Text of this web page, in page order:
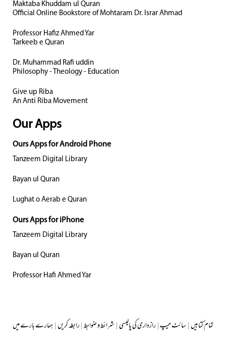
Maktaba Khuddam ul Quran
Official Online Bookstore of Mohtaram Dr. Israr Ahmad
Professor Hafiz Ahmed Yar
Tarkeeb e Quran
Dr. Muhammad Rafi uddin
Philosophy - Theology - Education
Give up Riba
An Anti Riba Movement
Our Apps
Ours Apps for Android Phone
Tanzeem Digital Library
Bayan ul Quran
Lughat o Aerab e Quran
Ours Apps for iPhone
Tanzeem Digital Library
Bayan ul Quran
Professor Hafi Ahmed Yar
ہمارے بارے میں|رابطہ کریں|شرائط و ضوابط|رازداری کی پالیسی|سائٹ میپ|تمام کتابیں